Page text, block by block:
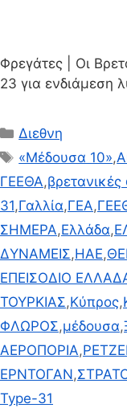
Φρεγάτες | Οι
23 για ενδιάμεση
Κατηγορίες
Διεθνη
Ετικέτες
«Μέδουσα 10»,
ΓΕΕΘΑ,
31,Γαλλία,ΓΕΑ,
ΣΗΜΕΡΑ,Ελλάδα,
ΔΥΝΑΜΕΙΣ,ΗΑΕ,
ΕΠΕΙΣΟΔΙΟ
ΤΟΥΡΚΙΑΣ,Κύπρος,
ΦΛΩΡΟΣ,μέδουσα,
ΑΕΡΟΠΟΡΙΑ,
ΕΡΝΤΟΓΑΝ,
Type-31